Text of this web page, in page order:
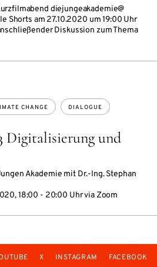
diejungeakademie@
Shorts am 27.10.2020 um 19:00 Uhr
Diskussion zum Thema
Digitalisierung und
Akademie mit Dr.-Ing. Stephan
18:00 - 20:00 Uhr via Zoom
CHANGE DIALOGUE
X INSTAGRAM FACEBOOK